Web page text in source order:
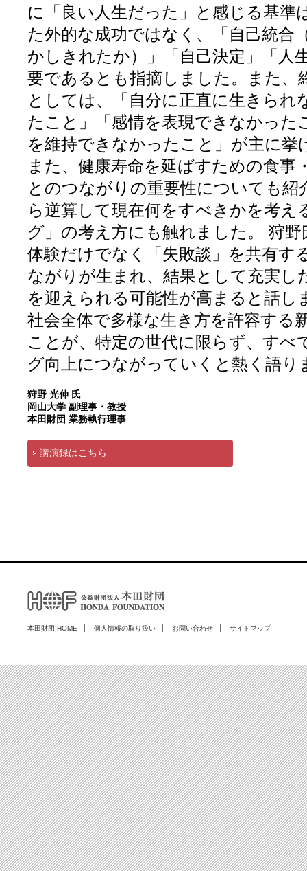
に「良い人生だった」と感じる基準
た外的な成功ではなく、「自己統合
かしきれたか）」「自己決定」「人
要であるとも指摘しました。また、
としては、「自分に正直に生きられ
たこと」「感情を表現できなかった
を維持できなかったこと」が主に
また、健康寿命を延ばすための食事
とのつながりの重要性についても紹
ら逆算して現在何をすべきかを考
グ」の考え方にも触れました。 狩
体験だけでなく「失敗談」を共有す
ながりが生まれ、結果として充実し
を迎えられる可能性が高まると話し
社会全体で多様な生き方を許容する
ことが、特定の世代に限らず、すべ
グ向上につながっていくと熱く語り
狩野 光伸 氏
岡山大学 副理事・教授
本田財団 業務執行理事
講演録はこちら
本田財団 HOME 個人情報の取り扱い お問い合わせ サイトマップ